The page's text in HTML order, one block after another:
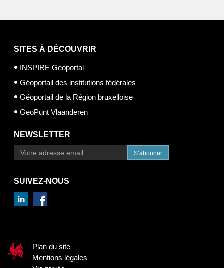
SITES À DÉCOUVRIR
INSPIRE Geoportal
Géoportail des institutions fédérales
Géoportail de la Région bruxelloise
GeoPunt Vlaanderen
NEWSLETTER
S’abonner
SUIVEZ-NOUS
Plan du site
Mentions légales